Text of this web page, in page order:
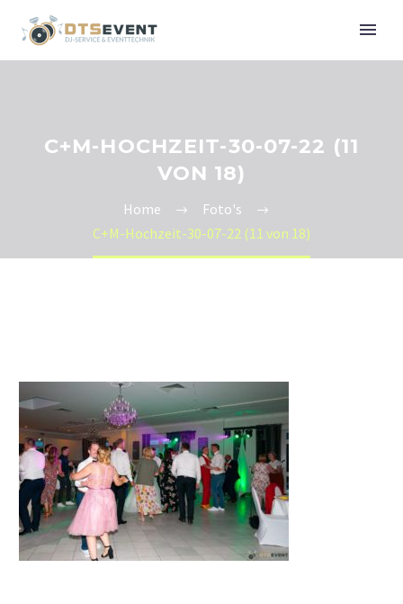
C+M-HOCHZEIT-30-07-22 (11
VON 18)
Home
Foto's
C+M-Hochzeit-30-07-22 (11 von 18)